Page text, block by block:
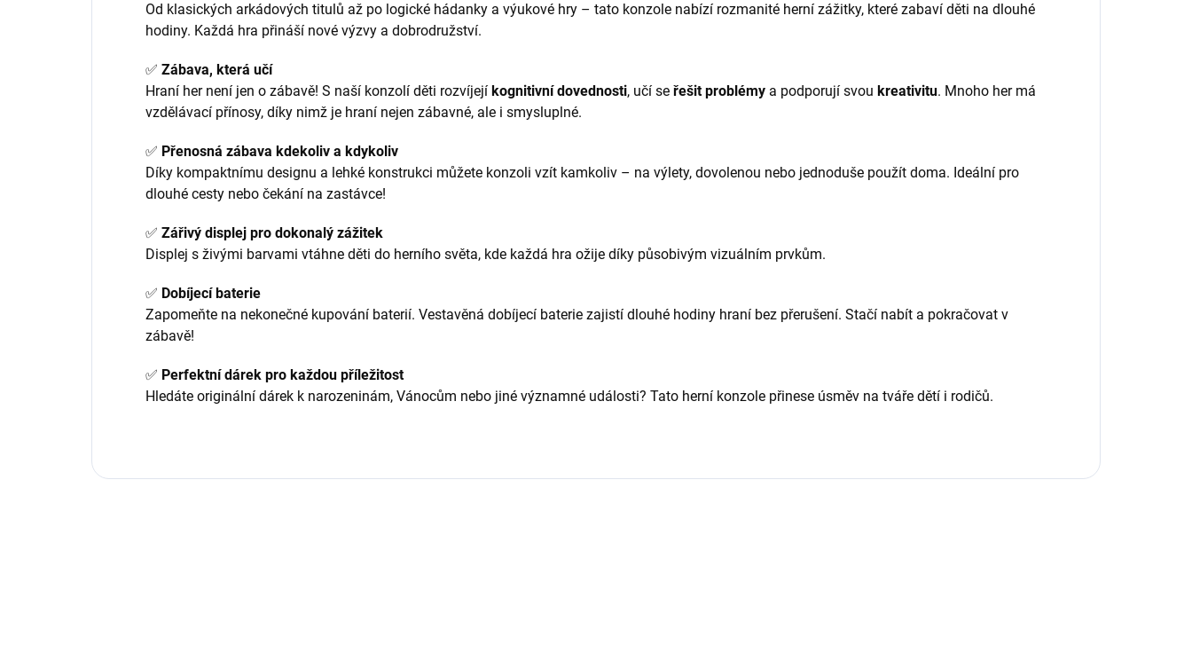
Od klasických arkádových titulů až po logické hádanky a výukové hry – tato konzole nabízí rozmanité herní zážitky, které zabaví děti na dlouhé
hodiny. Každá hra přináší nové výzvy a dobrodružství.
✅ Zábava, která učí
Hraní her není jen o zábavě! S naší konzolí děti rozvíjejí kognitivní dovednosti, učí se řešit problémy a podporují svou kreativitu. Mnoho her má
vzdělávací přínosy, díky nimž je hraní nejen zábavné, ale i smysluplné.
✅ Přenosná zábava kdekoliv a kdykoliv
Díky kompaktnímu designu a lehké konstrukci můžete konzoli vzít kamkoliv – na výlety, dovolenou nebo jednoduše použít doma. Ideální pro
dlouhé cesty nebo čekání na zastávce!
✅ Zářivý displej pro dokonalý zážitek
Displej s živými barvami vtáhne děti do herního světa, kde každá hra ožije díky působivým vizuálním prvkům.
✅ Dobíjecí baterie
Zapomeňte na nekonečné kupování baterií. Vestavěná dobíjecí baterie zajistí dlouhé hodiny hraní bez přerušení. Stačí nabít a pokračovat v
zábavě!
✅ Perfektní dárek pro každou příležitost
Hledáte originální dárek k narozeninám, Vánocům nebo jiné významné události? Tato herní konzole přinese úsměv na tváře dětí i rodičů.